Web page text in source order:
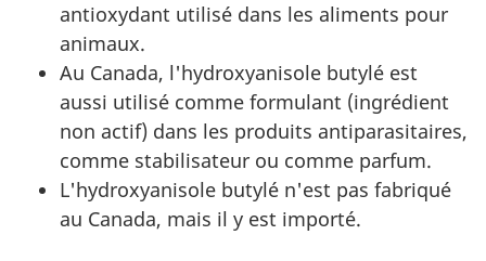
antioxydant utilisé dans les aliments pour
animaux.
Au Canada, l'hydroxyanisole butylé est
aussi utilisé comme formulant (ingrédient
non actif) dans les produits antiparasitaires,
comme stabilisateur ou comme parfum.
L'hydroxyanisole butylé n'est pas fabriqué
au Canada, mais il y est importé.